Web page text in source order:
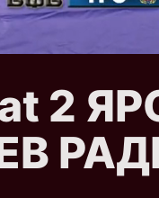
2